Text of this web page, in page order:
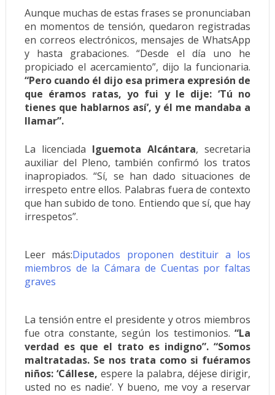
Aunque muchas de estas frases se pronunciaban
en momentos de tensión, quedaron registradas
en correos electrónicos, mensajes de WhatsApp
y hasta grabaciones. “Desde el día uno he
propiciado el acercamiento”, dijo la funcionaria.
“Pero cuando él dijo esa primera expresión de
que éramos ratas, yo fui y le dije: ‘Tú no
tienes que hablarnos así’, y él me mandaba a
llamar”.
La licenciada Iguemota Alcántara, secretaria
auxiliar del Pleno, también confirmó los tratos
inapropiados. “Sí, se han dado situaciones de
irrespeto entre ellos. Palabras fuera de contexto
que han subido de tono. Entiendo que sí, que hay
irrespetos”.
Leer más:Diputados proponen destituir a los
miembros de la Cámara de Cuentas por faltas
graves
La tensión entre el presidente y otros miembros
fue otra constante, según los testimonios. “La
verdad es que el trato es indigno”. “Somos
maltratadas. Se nos trata como si fuéramos
niños: ‘Cállese, espere la palabra, déjese dirigir,
usted no es nadie’. Y bueno, me voy a reservar